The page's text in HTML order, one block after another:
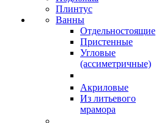
Плинтус
Ванны
Отдельностоящие
Пристенные
Угловые
(ассиметричные)
Акриловые
Из литьевого
мрамора